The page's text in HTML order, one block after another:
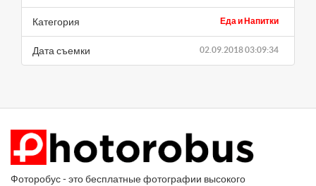
Еда и Напитки
Категория
02.09.2018 03:09:34
Дата съемки
Фоторобус - это бесплатные фотографии высокого